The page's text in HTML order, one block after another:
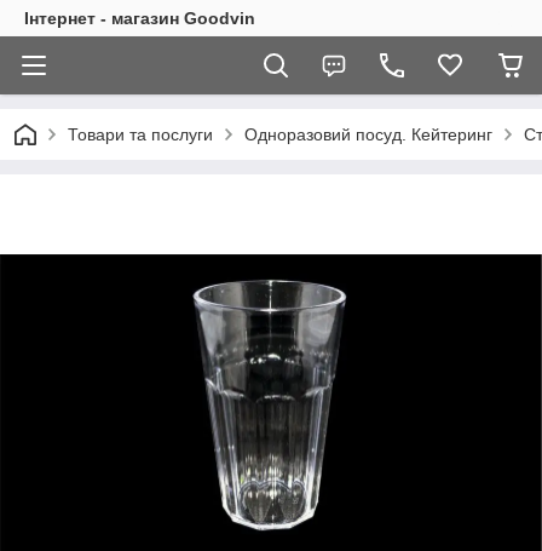
Інтернет - магазин Goodvin
Товари та послуги Одноразовий посуд. Кейтеринг